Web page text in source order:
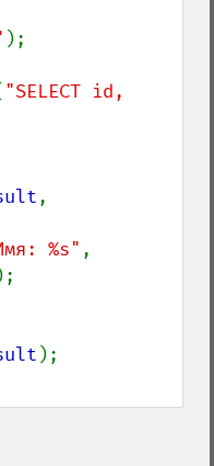
);
"SELECT id,
%s"